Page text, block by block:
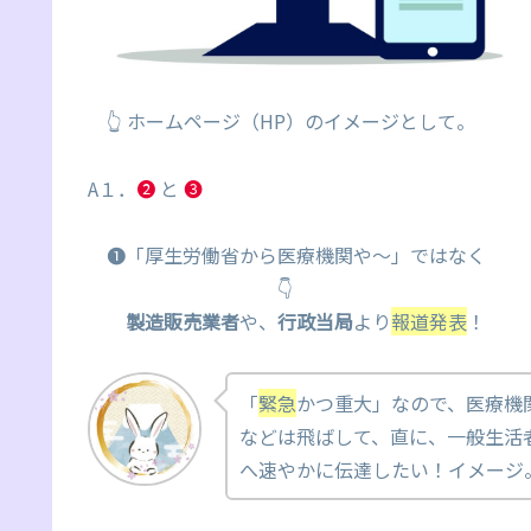
👆 ホームページ（HP）のイメージとして。
A１． ❷ と ❸
❶「厚生労働省から医療機関や～」ではなく
👇
製造販売業者や、 行政当局より報道発表 ！
「緊急かつ重大」なので、医療機
などは飛ばして、直に、一般生活
へ速やかに伝達したい！イメージ。